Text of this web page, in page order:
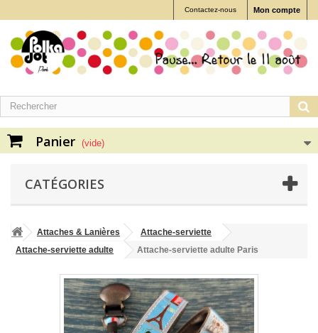
Mon compte
Contactez-nous
Panier (vide)
CATÉGORIES
Attaches & Lanières
Attache-serviette
Attache-serviette adulte
Attache-serviette adulte Paris